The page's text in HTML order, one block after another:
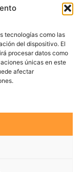
tecnologías como las
del dispositivo. El
procesar datos como
únicas en este
afectar